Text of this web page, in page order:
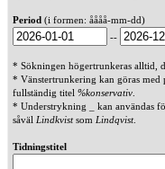
Period (i formen: åååå-mm-dd)
--
* Sökningen högertrunkeras alltid,
* Vänstertrunkering kan göras
fullständig titel %konservativ
* Understrykning _ kan användas
såväl Lindkvistsom Lindqvist.
Tidningstitel